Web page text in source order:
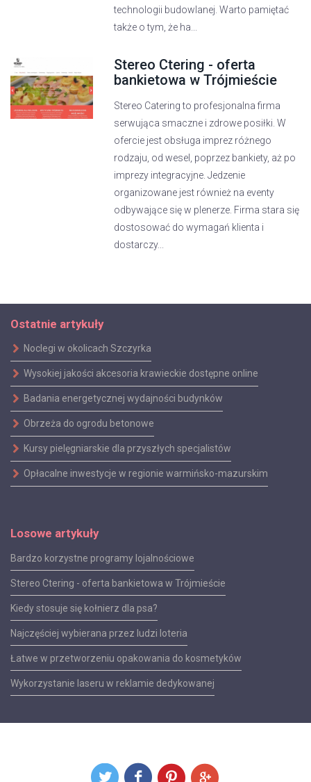
technologii budowlanej. Warto pamiętać
także o tym, że ha...
Stereo Ctering - oferta
bankietowa w Trójmieście
Stereo Catering to profesjonalna firma
serwująca smaczne i zdrowe posiłki. W
ofercie jest obsługa imprez różnego
rodzaju, od wesel, poprzez bankiety, aż po
imprezy integracyjne. Jedzenie
organizowane jest również na eventy
odbywające się w plenerze. Firma stara się
dostosować do wymagań klienta i
dostarczy...
Ostatnie artykuły
Noclegi w okolicach Szczyrka
Wysokiej jakości akcesoria krawieckie dostępne online
Badania energetycznej wydajności budynków
Obrzeża do ogrodu betonowe
Kursy pielęgniarskie dla przyszłych specjalistów
Opłacalne inwestycje w regionie warmińsko-mazurskim
Losowe artykuły
Bardzo korzystne programy lojalnościowe
Stereo Ctering - oferta bankietowa w Trójmieście
Kiedy stosuje się kołnierz dla psa?
Najczęściej wybierana przez ludzi loteria
Łatwe w przetworzeniu opakowania do kosmetyków
Wykorzystanie laseru w reklamie dedykowanej